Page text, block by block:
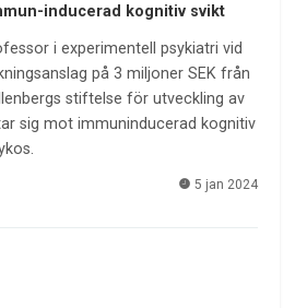
inducerad kognitiv svikt
i experimentell psykiatri vid
på 3 miljoner SEK från
stiftelse för utveckling av
sig mot immuninducerad kognitiv
5 jan 2024